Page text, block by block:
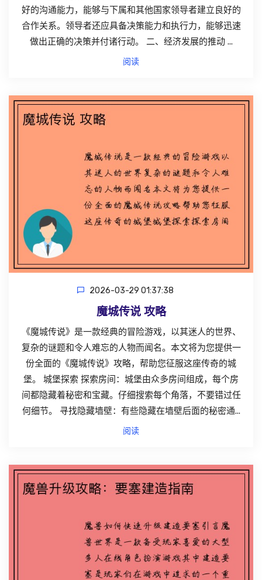
好的沟通能力，能够与下属和其他国家领导者建立良好的
合作关系。领导者还应具备决策能力和执行力，能够迅速
做出正确的决策并付诸行动。 二、经济发展的推动 ...
阅读
2026-03-29 01:37:38
魔城传说 攻略
《魔城传说》是一款经典的冒险游戏，以其迷人的世界、
复杂的谜题和令人难忘的人物而闻名。本文将为您提供一
份全面的《魔城传说》攻略，帮助您征服这座传奇的城
堡。 城堡探索 探索房间：城堡由众多房间组成，每个房
间都隐藏着秘密和宝藏。仔细搜索每个角落，不要错过任
何细节。 寻找隐藏墙壁：有些隐藏在墙壁后面的秘密通...
阅读